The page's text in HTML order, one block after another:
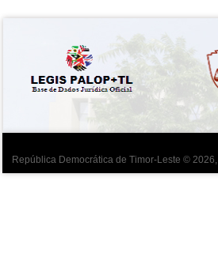
República Democrática de Timor-Leste © 2026,